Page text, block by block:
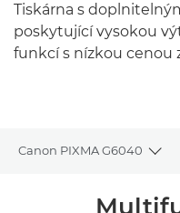
Tiskárna s
poskytující vysokou
funkcí s nízkou cenou
Canon PIXMA G6040